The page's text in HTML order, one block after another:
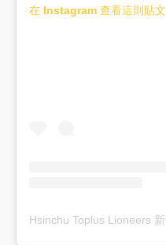
在 Instagram 查看這則貼文